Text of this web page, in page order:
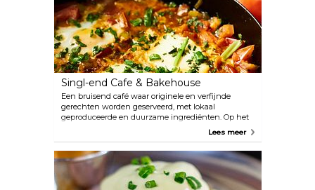
Singl-end Cafe & Bakehouse
Een bruisend café waar originele en verfijnde
gerechten worden geserveerd, met lokaal
geproduceerde en duurzame ingrediënten. Op het
menu staan, voor meerdere diëten: zelfgebakken
lichte maar uitgebreide lunchopties en om het
helemaal af te maken, dranken van cocktails tot
Italiaanse wijnen tot speciale thee.
Lees meer